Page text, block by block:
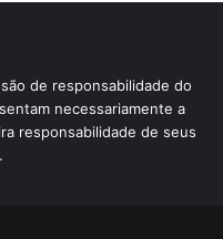
de responsabilidade do
necessariamente a
responsabilidade de seus